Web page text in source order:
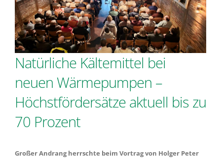
Natürliche Kältemittel bei
neuen Wärmepumpen –
Höchstfördersätze aktuell bis zu
70 Prozent
Großer Andrang herrschte beim Vortrag von Holger Peter